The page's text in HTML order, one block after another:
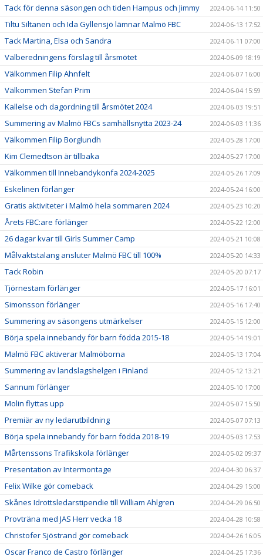
Tack för denna säsongen och tiden Hampus och Jimmy 2024-06-14 11:50
Tiltu Siltanen och Ida Gyllensjö lämnar Malmö FBC 2024-06-13 17:52
Tack Martina, Elsa och Sandra 2024-06-11 07:00
Valberedningens förslag till årsmötet 2024-06-09 18:19
Välkommen Filip Ahnfelt 2024-06-07 16:00
Välkommen Stefan Prim 2024-06-04 15:59
Kallelse och dagordning till årsmötet 2024 2024-06-03 19:51
Summering av Malmö FBCs samhällsnytta 2023-24 2024-06-03 11:36
Välkommen Filip Borglundh 2024-05-28 17:00
Kim Clemedtson är tillbaka 2024-05-27 17:00
Välkommen till Innebandykonfa 2024-2025 2024-05-26 17:09
Eskelinen förlänger 2024-05-24 16:00
Gratis aktiviteter i Malmö hela sommaren 2024 2024-05-23 10:20
Årets FBC:are förlänger 2024-05-22 12:00
26 dagar kvar till Girls Summer Camp 2024-05-21 10:08
Målvaktstalang ansluter Malmö FBC till 100% 2024-05-20 14:33
Tack Robin 2024-05-20 07:17
Tjörnestam förlänger 2024-05-17 16:01
Simonsson förlänger 2024-05-16 17:40
Summering av säsongens utmärkelser 2024-05-15 12:00
Börja spela innebandy för barn födda 2015-18 2024-05-14 19:01
Malmö FBC aktiverar Malmöborna 2024-05-13 17:04
Summering av landslagshelgen i Finland 2024-05-12 13:21
Sannum förlänger 2024-05-10 17:00
Molin flyttas upp 2024-05-07 15:50
Premiär av ny ledarutbildning 2024-05-07 07:13
Börja spela innebandy för barn födda 2018-19 2024-05-03 17:53
Mårtenssons Trafikskola förlänger 2024-05-02 09:37
Presentation av Intermontage 2024-04-30 06:37
Felix Wilke gör comeback 2024-04-29 15:00
Skånes Idrottsledarstipendie till William Ahlgren 2024-04-29 06:50
Provträna med JAS Herr vecka 18 2024-04-28 10:58
Christofer Sjöstrand gör comeback 2024-04-26 16:05
Oscar Franco de Castro förlänger 2024-04-25 17:36